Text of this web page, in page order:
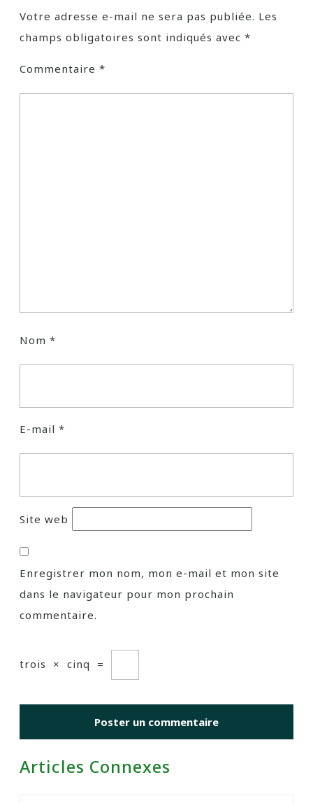
Votre adresse e-mail ne sera pas publiée. Les
champs obligatoires sont indiqués avec *
Commentaire *
Nom *
E-mail *
Site web
Enregistrer mon nom, mon e-mail et mon site
dans le navigateur pour mon prochain
commentaire.
trois × cinq =
Articles Connexes